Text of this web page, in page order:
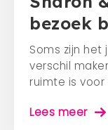
bezoek
Soms zijn
verschil
ruimte is
Lees meer